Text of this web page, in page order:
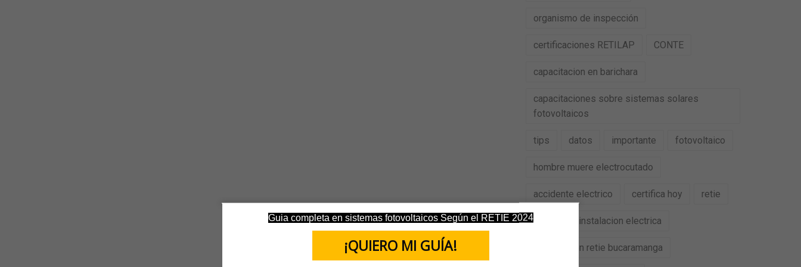
Guia completa en sistemas fotovoltaicos Según el RETIE 2024
¡QUIERO MI GUÍA!
organismo de inspección
certificaciones RETILAP CONTE
capacitacion en barichara
capacitaciones sobre sistemas solares
fotovoltaicos
tips datos importante fotovoltaico
hombre muere electrocutado
accidente electrico certifica hoy retie
instalacion electrica
certificacion retie bucaramanga